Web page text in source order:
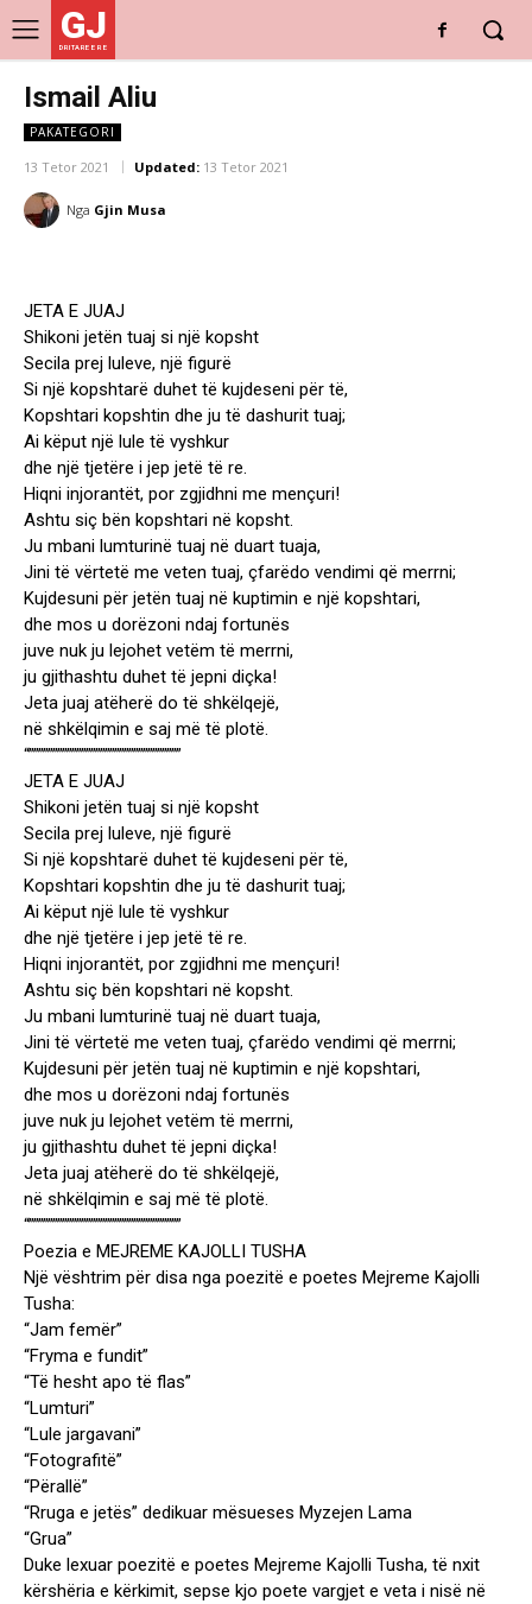
GJ
DRITARE E RE
Ismail Aliu
PAKATEGORI
13 Tetor 2021 Updated: 13 Tetor 2021
Nga Gjin Musa
JETA E JUAJ
Shikoni jetën tuaj si një kopsht
Secila prej luleve, një figurë
Si një kopshtarë duhet të kujdeseni për të,
Kopshtari kopshtin dhe ju të dashurit tuaj;
Ai këput një lule të vyshkur
dhe një tjetëre i jep jetë të re.
Hiqni injorantët, por zgjidhni me mençuri!
Ashtu siç bën kopshtari në kopsht.
Ju mbani lumturinë tuaj në duart tuaja,
Jini të vërtetë me veten tuaj, çfarëdo vendimi që merrni;
Kujdesuni për jetën tuaj në kuptimin e një kopshtari,
dhe mos u dorëzoni ndaj fortunës
juve nuk ju lejohet vetëm të merrni,
ju gjithashtu duhet të jepni diçka!
Jeta juaj atëherë do të shkëlqejë,
në shkëlqimin e saj më të plotë.
“””””””””””””””””””””””””””””””””
JETA E JUAJ
Shikoni jetën tuaj si një kopsht
Secila prej luleve, një figurë
Si një kopshtarë duhet të kujdeseni për të,
Kopshtari kopshtin dhe ju të dashurit tuaj;
Ai këput një lule të vyshkur
dhe një tjetëre i jep jetë të re.
Hiqni injorantët, por zgjidhni me mençuri!
Ashtu siç bën kopshtari në kopsht.
Ju mbani lumturinë tuaj në duart tuaja,
Jini të vërtetë me veten tuaj, çfarëdo vendimi që merrni;
Kujdesuni për jetën tuaj në kuptimin e një kopshtari,
dhe mos u dorëzoni ndaj fortunës
juve nuk ju lejohet vetëm të merrni,
ju gjithashtu duhet të jepni diçka!
Jeta juaj atëherë do të shkëlqejë,
në shkëlqimin e saj më të plotë.
“””””””””””””””””””””””””””””””””
Poezia e MEJREME KAJOLLI TUSHA
Një vështrim për disa nga poezitë e poetes Mejreme Kajolli
Tusha:
“Jam femër”
“Fryma e fundit”
“Të hesht apo të flas”
“Lumturi”
“Lule jargavani”
“Fotografitë”
“Përallë”
“Rruga e jetës” dedikuar mësueses Myzejen Lama
“Grua”
Duke lexuar poezitë e poetes Mejreme Kajolli Tusha, të nxit
kërshëria e kërkimit, sepse kjo poete vargjet e veta i nisë në